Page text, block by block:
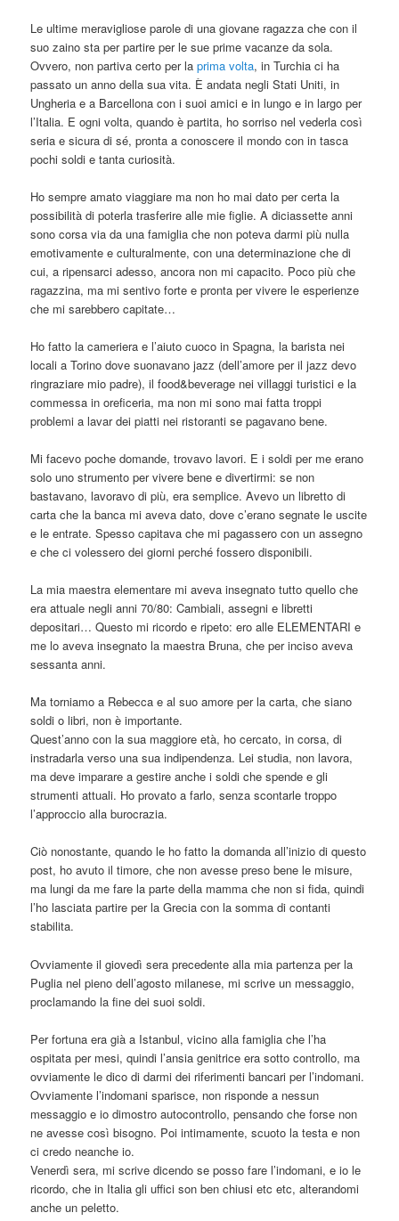
Le ultime meravigliose parole di una giovane ragazza che con il
suo zaino sta per partire per le sue prime vacanze da sola.
Ovvero, non partiva certo per laprima volta, in Turchia ci ha
passato un anno della sua vita. È andata negli Stati Uniti, in
Ungheria e a Barcellona con i suoi amici e in lungo e in largo per
l’Italia. E ogni volta, quando è partita, ho sorriso nel vederla così
seria e sicura di sé, pronta a conoscere il mondo con in tasca
pochi soldi e tanta curiosità.
Ho sempre amato viaggiare ma non ho mai dato per certa la
possibilità di poterla trasferire alle mie figlie. A diciassette anni
sono corsa via da una famiglia che non poteva darmi più nulla
emotivamente e culturalmente, con una determinazione che di
cui, a ripensarci adesso, ancora non mi capacito. Poco più che
ragazzina, ma mi sentivo forte e pronta per vivere le esperienze
che mi sarebbero capitate…
Ho fatto la cameriera e l’aiuto cuoco in Spagna, la barista nei
locali a Torino dove suonavano jazz (dell’amore per il jazz devo
ringraziare mio padre), il food&beverage nei villaggi turistici e la
commessa in oreficeria, ma non mi sono mai fatta troppi
problemi a lavar dei piatti nei ristoranti se pagavano bene.
Mi facevo poche domande, trovavo lavori. E i soldi per me erano
solo uno strumento per vivere bene e divertirmi: se non
bastavano, lavoravo di più, era semplice. Avevo un libretto di
carta che la banca mi aveva dato, dove c’erano segnate le uscite
e le entrate. Spesso capitava che mi pagassero con un assegno
e che ci volessero dei giorni perché fossero disponibili.
La mia maestra elementare mi aveva insegnato tutto quello che
era attuale negli anni 70/80: Cambiali, assegni e libretti
depositari… Questo mi ricordo e ripeto: ero alle ELEMENTARI e
me lo aveva insegnato la maestra Bruna, che per inciso aveva
sessanta anni.
Ma torniamo a Rebecca e al suo amore per la carta, che siano
soldi o libri, non è importante.
Quest’anno con la sua maggiore età, ho cercato, in corsa, di
instradarla verso una sua indipendenza. Lei studia, non lavora,
ma deve imparare a gestire anche i soldi che spende e gli
strumenti attuali. Ho provato a farlo, senza scontarle troppo
l’approccio alla burocrazia.
Ciò nonostante, quando le ho fatto la domanda all’inizio di questo
post, ho avuto il timore, che non avesse preso bene le misure,
ma lungi da me fare la parte della mamma che non si fida, quindi
l’ho lasciata partire per la Grecia con la somma di contanti
stabilita.
Ovviamente il giovedì sera precedente alla mia partenza per la
Puglia nel pieno dell’agosto milanese, mi scrive un messaggio,
proclamando la fine dei suoi soldi.
Per fortuna era già a Istanbul, vicino alla famiglia che l’ha
ospitata per mesi, quindi l’ansia genitrice era sotto controllo, ma
ovviamente le dico di darmi dei riferimenti bancari per l’indomani.
Ovviamente l’indomani sparisce, non risponde a nessun
messaggio e io dimostro autocontrollo, pensando che forse non
ne avesse così bisogno. Poi intimamente, scuoto la testa e non
ci credo neanche io.
Venerdì sera, mi scrive dicendo se posso fare l’indomani, e io le
ricordo, che in Italia gli uffici son ben chiusi etc etc, alterandomi
anche un peletto.